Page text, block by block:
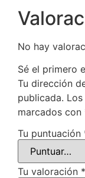
No hay
Sé el primero
Tu dirección
publicada.
marcados con
Tu puntuación
Tu valoración *